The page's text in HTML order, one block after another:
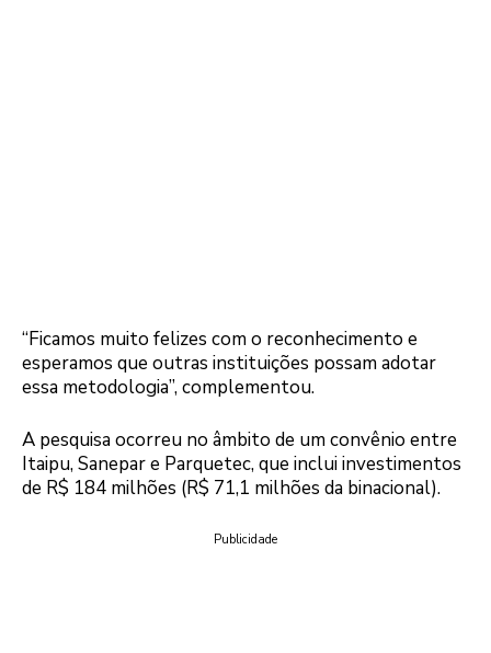
“Ficamos muito felizes com o reconhecimento e
esperamos que outras instituições possam adotar
essa metodologia”, complementou.
A pesquisa ocorreu no âmbito de um convênio entre
Itaipu, Sanepar e Parquetec, que inclui investimentos
de R$ 184 milhões (R$ 71,1 milhões da binacional).
Publicidade